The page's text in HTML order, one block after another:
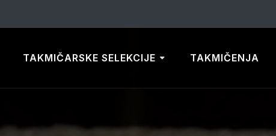
TAKMIČARSKE SELEKCIJE TAKMIČENJA